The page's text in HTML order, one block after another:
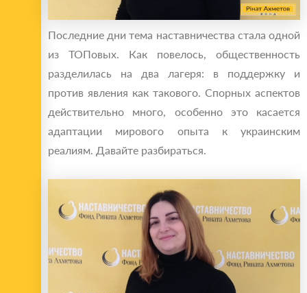
Последние дни тема наставничества стала одной
из ТОПовых. Как повелось, общественность
разделилась на два лагеря: в поддержку и
против явления как такового. Спорных аспектов
действительно много, особенно это касается
адаптации мирового опыта к украинским
реалиям. Давайте разбираться.